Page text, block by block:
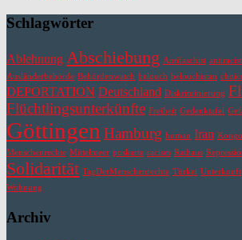
Schlagwörter
Ablehnung Abschiebung Antifaschist antiracist
Ausländerbehörde Behördenwatch belouch belouchistan
DEPORTATION Deutschland Diskriminierung
Flüchtlingsunterkünfte Freiheit Gedenktafel
Göttingen Hamburg human Iran Kongo
Menschenrechte Mittelmeer poskarte racism Rathaus
Solidarität TagDerMenschenrechte Türkei Unterkunft
Wohnung
Archiv